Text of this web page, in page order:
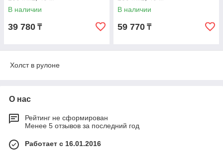
В наличии
39 780 ₸
В наличии
59 770 ₸
Холст в рулоне
О нас
Рейтинг не сформирован
Менее 5 отзывов за последний год
Работает с 16.01.2016